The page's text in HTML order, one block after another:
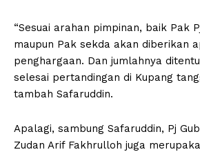
“Sesuai arahan pimpinan, baik Pak
maupun Pak sekda akan diberikan
penghargaan. Dan jumlahnya
selesai pertandingan di Kupang
tambah Safaruddin.
Apalagi, sambung Safaruddin, Pj
Zudan Arif Fakhrulloh juga